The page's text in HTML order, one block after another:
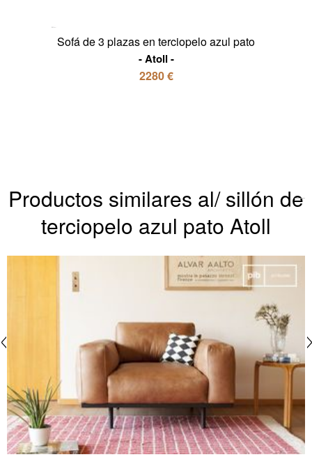
Sofá de 3 plazas en terciopelo azul pato
Atoll
2280 €
Productos similares al/ sillón de
terciopelo azul pato Atoll